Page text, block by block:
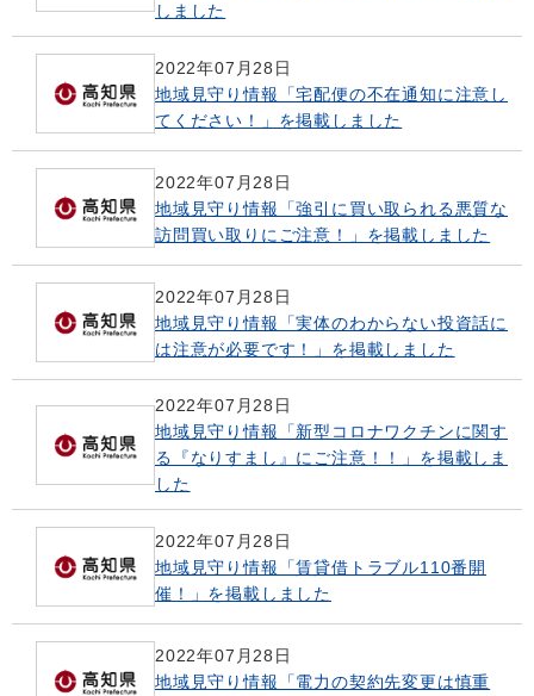
しました
2022年07月28日
地域見守り情報「宅配便の不在通知に注意し
てください！」を掲載しました
2022年07月28日
地域見守り情報「強引に買い取られる悪質な
訪問買い取りにご注意！」を掲載しました
2022年07月28日
地域見守り情報「実体のわからない投資話に
は注意が必要です！」を掲載しました
2022年07月28日
地域見守り情報「新型コロナワクチンに関す
る『なりすまし』にご注意！！」を掲載しま
した
2022年07月28日
地域見守り情報「賃貸借トラブル110番開
催！」を掲載しました
2022年07月28日
地域見守り情報「電力の契約先変更は慎重